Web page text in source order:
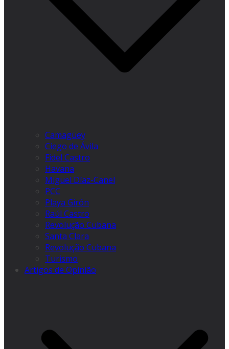
Camagüey
Ciego de Ávila
Fidel Castro
Havana
Miguel Díaz-Canel
PCC
Playa Girón
Raúl Castro
Revolução Cubana
Santa Clara
Revolução Cubana
Turismo
Artigos de Opinião